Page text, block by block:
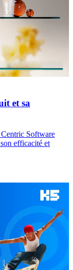
et sa
Software
efficacité et